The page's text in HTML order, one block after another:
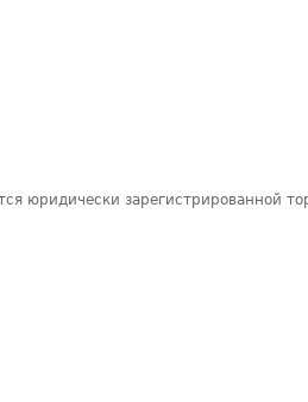
юридически зарегистрированной